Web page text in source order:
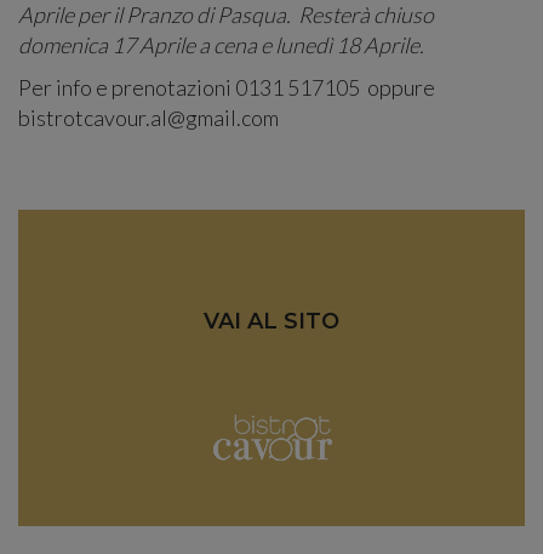
Aprile per il Pranzo di Pasqua. Resterà chiuso
domenica 17 Aprile a cena e lunedì 18 Aprile.
Per info e prenotazioni 0131 517105 oppure
bistrotcavour.al@gmail.com
VAI AL SITO